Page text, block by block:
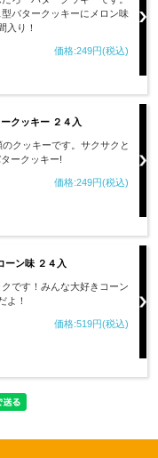
バタークッキーにメロン味
入り！
価格:249円(税込)
クッキー ２４入
クッキーです。サクサクと
ークッキー!
価格:249円(税込)
ーン味 ２４入
です！みんな大好きコーン
よ！
価格:519円(税込)